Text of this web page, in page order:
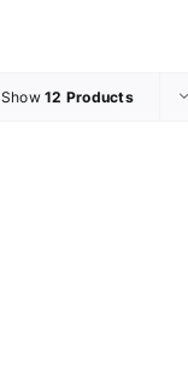
Show12 Products